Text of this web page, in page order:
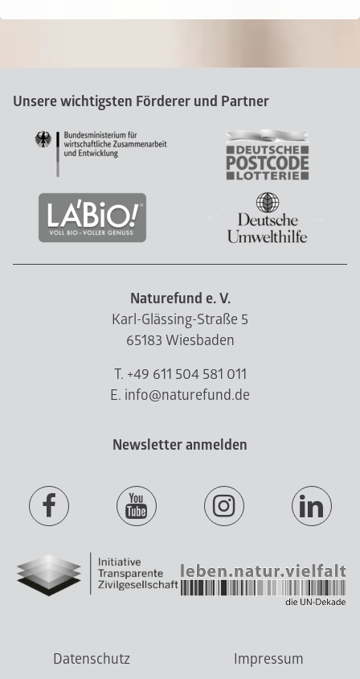
Unsere wichtigsten Förderer und Partner
Naturefund e. V.
Karl-Glässing-Straße 5
65183 Wiesbaden
T. +49 611 504 581 011
E. info@naturefund.de
Newsletter anmelden
Datenschutz Impressum